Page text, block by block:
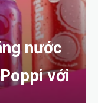
nước
với